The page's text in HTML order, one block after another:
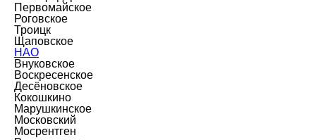
Первомайское
Роговское
Троицк
Щаповское
НАО
Внуковское
Воскресенское
Десёновское
Кокошкино
Марушкинское
Московский
Мосрентген